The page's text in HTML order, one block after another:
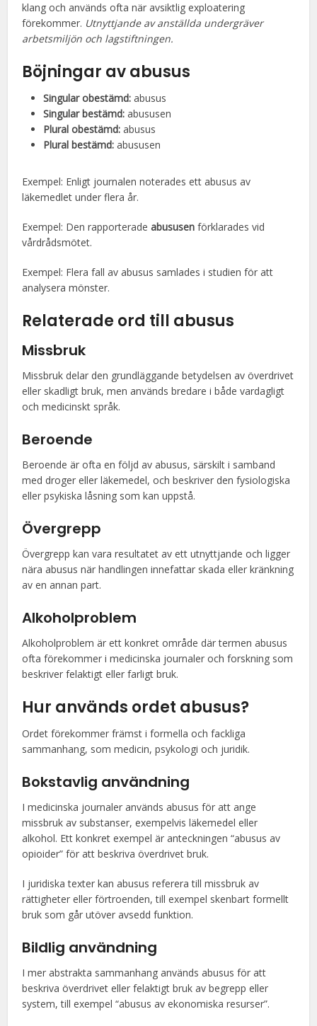
klang och används ofta när avsiktlig exploatering
förekommer. Utnyttjande av anställda undergräver
arbetsmiljön och lagstiftningen.
Böjningar av abusus
Singular obestämd: abusus
Singular bestämd: abususen
Plural obestämd: abusus
Plural bestämd: abususen
Exempel: Enligt journalen noterades ett abusus av
läkemedlet under flera år.
Exempel: Den rapporteradeabususen förklarades vid
vårdrådsmötet.
Exempel: Flera fall av abusus samlades i studien för att
analysera mönster.
Relaterade ord till abusus
Missbruk
Missbruk delar den grundläggande betydelsen av överdrivet
eller skadligt bruk, men används bredare i både vardagligt
och medicinskt språk.
Beroende
Beroende är ofta en följd av abusus, särskilt i samband
med droger eller läkemedel, och beskriver den fysiologiska
eller psykiska låsning som kan uppstå.
Övergrepp
Övergrepp kan vara resultatet av ett utnyttjande och ligger
nära abusus när handlingen innefattar skada eller kränkning
av en annan part.
Alkoholproblem
Alkoholproblem är ett konkret område där termen abusus
ofta förekommer i medicinska journaler och forskning som
beskriver felaktigt eller farligt bruk.
Hur används ordet abusus?
Ordet förekommer främst i formella och fackliga
sammanhang, som medicin, psykologi och juridik.
Bokstavlig användning
I medicinska journaler används abusus för att ange
missbruk av substanser, exempelvis läkemedel eller
alkohol. Ett konkret exempel är anteckningen “abusus av
opioider” för att beskriva överdrivet bruk.
I juridiska texter kan abusus referera till missbruk av
rättigheter eller förtroenden, till exempel skenbart formellt
bruk som går utöver avsedd funktion.
Bildlig användning
I mer abstrakta sammanhang används abusus för att
beskriva överdrivet eller felaktigt bruk av begrepp eller
system, till exempel “abusus av ekonomiska resurser”.